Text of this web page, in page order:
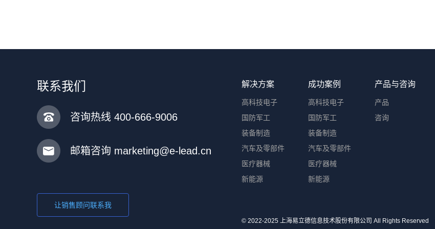
联系我们
咨询热线 400-666-9006
邮箱咨询 marketing@e-lead.cn
让销售顾问联系我
解决方案
高科技电子
国防军工
装备制造
汽车及零部件
医疗器械
新能源
成功案例
高科技电子
国防军工
装备制造
汽车及零部件
医疗器械
新能源
产品与咨询
产品
咨询
© 2022-2025 上海易立德信息技术股份有限公司 All Rights Reserved